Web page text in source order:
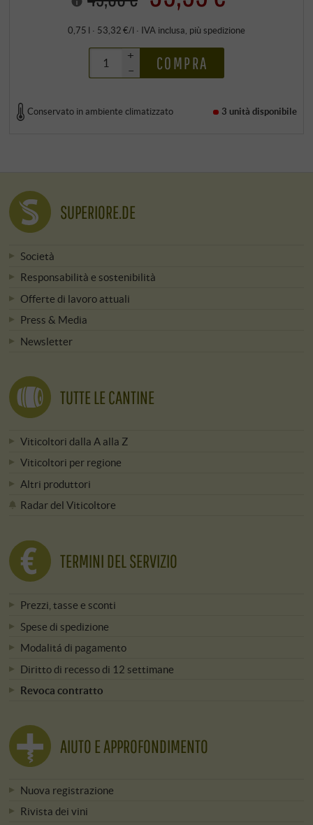
0,75 l · 53,32 €/l · IVA inclusa , più spedizione
+
–
COMPRA
Conservato in ambiente climatizzato 3 unità disponibile
SUPERIORE.DE
Società
Responsabilità e sostenibilità
Offerte di lavoro attuali
Press & Media
Newsletter
TUTTE LE CANTINE
Viticoltori dalla A alla Z
Viticoltori per regione
Altri produttori
Radar del Viticoltore
TERMINI DEL SERVIZIO
Prezzi, tasse e sconti
Spese di spedizione
Modalitá di pagamento
Diritto di recesso di 12 settimane
Revoca contratto
AIUTO E APPROFONDIMENTO
Nuova registrazione
Rivista dei vini